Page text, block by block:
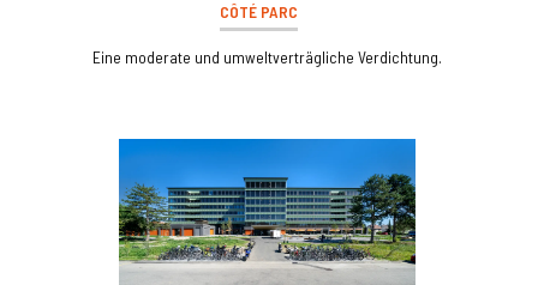
CÔTÉ PARC
Eine moderate und umweltverträgliche Verdichtung.